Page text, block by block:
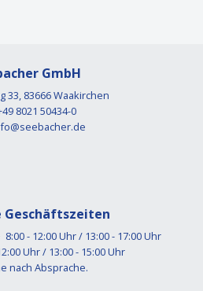
GmbH
33, 83666 Waakirchen
8021 50434-0
Geschäftszeiten
- 12:00 Uhr / 13:00 - 17:00 Uhr
Uhr / 13:00 - 15:00 Uhr
nach Absprache.